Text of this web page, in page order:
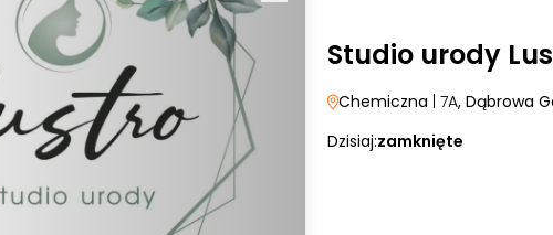
Studio urody
Chemiczna | 7A, Dąbrowa
Dzisiaj:zamknięte